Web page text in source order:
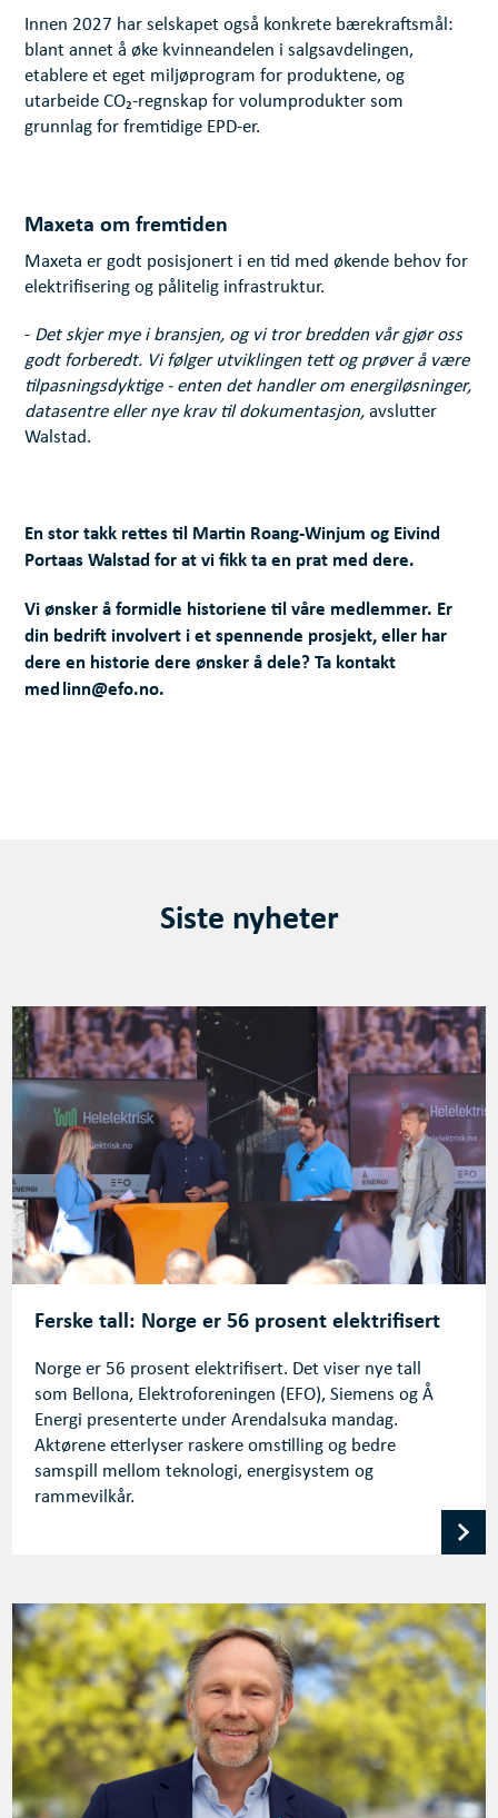
Innen 2027 har selskapet også konkrete bærekraftsmål:
blant annet å øke kvinneandelen i salgsavdelingen,
etablere et eget miljøprogram for produktene, og
utarbeide CO₂-regnskap for volumprodukter som
grunnlag for fremtidige EPD-er.
Maxeta om fremtiden
Maxeta er godt posisjonert i en tid med økende behov for
elektrifisering og pålitelig infrastruktur.
- Det skjer mye i bransjen, og vi tror bredden vår gjør oss
godt forberedt. Vi følger utviklingen tett og prøver å være
tilpasningsdyktige - enten det handler om energiløsninger,
datasentre eller nye krav til dokumentasjon, avslutter
Walstad.
En stor takk rettes til Martin Roang-Winjum og Eivind
Portaas Walstad for at vi fikk ta en prat med dere.
Vi ønsker å formidle historiene til våre medlemmer. Er
din bedrift involvert i et spennende prosjekt, eller har
dere en historie dere ønsker å dele? Ta kontakt
med linn@efo.no.
Siste nyheter
Ferske tall: Norge er 56 prosent elektrifisert
Norge er 56 prosent elektrifisert. Det viser nye tall
som Bellona, Elektroforeningen (EFO), Siemens og Å
Energi presenterte under Arendalsuka mandag.
Aktørene etterlyser raskere omstilling og bedre
samspill mellom teknologi, energisystem og
rammevilkår.